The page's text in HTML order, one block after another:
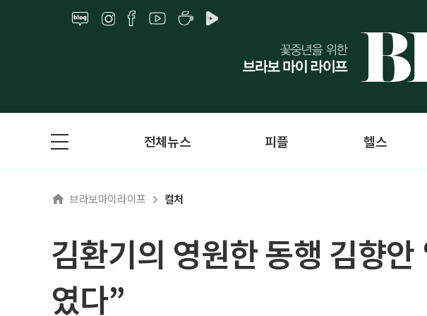
전체뉴스 피플 헬스
브라보마이라이프 컬처
김환기의 영원한 동행 김향
였다”